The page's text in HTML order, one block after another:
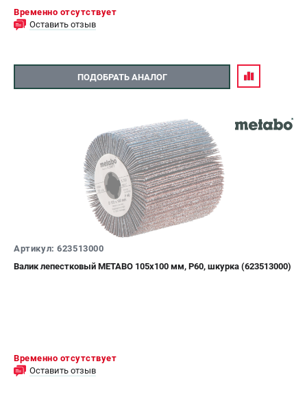
Временно отсутствует
Оставить отзыв
ПОДОБРАТЬ АНАЛОГ
Артикул: 623513000
Валик лепестковый METABO 105х100 мм, P60, шкурка (623513000)
Временно отсутствует
Оставить отзыв